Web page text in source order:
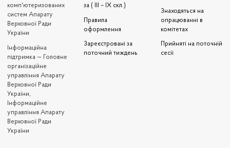
комп'ютеризованих
систем Апарату
Верховної Ради
України
Iнформаційна
підтримка — Головне
організаційне
управління Апарату
Верховної Ради
України,
Інформаційне
управління Апарату
Верховної Ради
України
за ( III – IX скл.)
Правила
оформлення
Зареєстровані за
поточний тиждень
Знаходяться на
опрацюванні в
комітетах
Прийняті на поточній
сесії